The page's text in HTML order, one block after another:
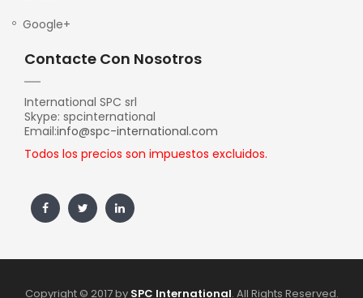
Google+
Contacte Con Nosotros
International SPC srl
Skype: spcinternational
Email:info@spc-international.com
Todos los precios son impuestos excluidos.
Copyright © 2017 by SPC International. All Rights Reserved.